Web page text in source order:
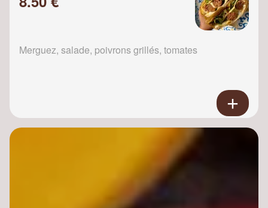
Merguez, salade, poivrons grillés, tomates